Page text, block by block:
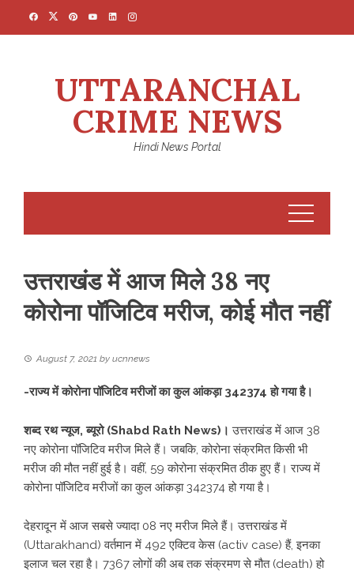
UTTARANCHAL
CRIME NEWS
Hindi News Portal
उत्तराखंड में आज मिले 38 नए
कोरोना पॉजिटिव मरीज, कोई मौत नहीं
August 7, 2021 by ucnnews
-राज्य में कोरोना पॉजिटिव मरीजों का कुल आंकड़ा 342374 हो गया है।
शब्द रथ न्यूज, ब्यूरो (Shabd Rath News)। उत्तराखंड में आज 38
नए कोरोना पॉजिटिव मरीज मिले हैं। जबकि, कोरोना संक्रमित किसी भी
मरीज की मौत नहीं हुई है। वहीं, 59 कोरोना संक्रमित ठीक हुए हैं। राज्य में
कोरोना पॉजिटिव मरीजों का कुल आंकड़ा 342374 हो गया है।
देहरादून में आज सबसे ज्यादा 08 नए मरीज मिले हैं। उत्तराखंड में
(Uttarakhand) वर्तमान में 492 एक्टिव केस (activ case) हैं, इनका
इलाज चल रहा है। 7367 लोगों की अब तक संक्रमण से मौत (death) हो